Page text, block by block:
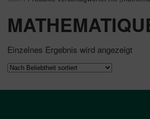
Einzelnes Ergebnis wird angezeigt